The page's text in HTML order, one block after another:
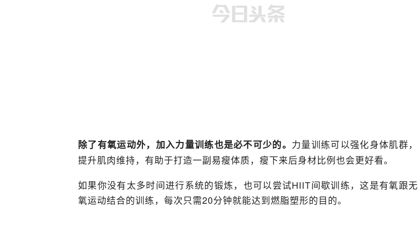
除了有氧运动外，加入力量训练也是必不可少的。 力量训练可以强化身体肌群，
提升肌肉维持，有助于打造一副易瘦体质，瘦下来后身材比例也会更好看。
如果你没有太多时间进行系统的锻炼，也可以尝试HIIT间歇训练，这是有氧跟无
氧运动结合的训练，每次只需20分钟就能达到燃脂塑形的目的。